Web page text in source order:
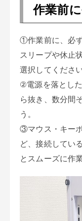
作業前
①作業前に、必
スリープや休止
選択してください
②電源を落とし
ら抜き、数分間
う。
③マウス・キー
ど、接続してい
とスムーズに作